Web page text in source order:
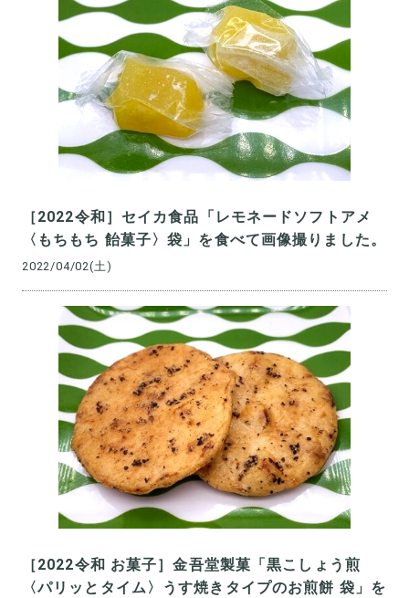
［2022令和］セイカ食品「レモネードソフトアメ
〈もちもち 飴菓子〉袋」を食べて画像撮りました。
2022/04/02(土)
［2022令和 お菓子］金吾堂製菓「黒こしょう煎
〈パリッとタイム〉うす焼きタイプのお煎餅 袋」を